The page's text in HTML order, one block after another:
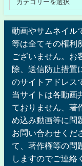
動画やサムネイル
等は全てその権利
ございません。お
除、送信防止措置
のサイトアドレス
当サイトは各動画
ておりません、著
め込み動画等に問
お問い合わせくだ
て、著作権等の問
しますのでご連絡